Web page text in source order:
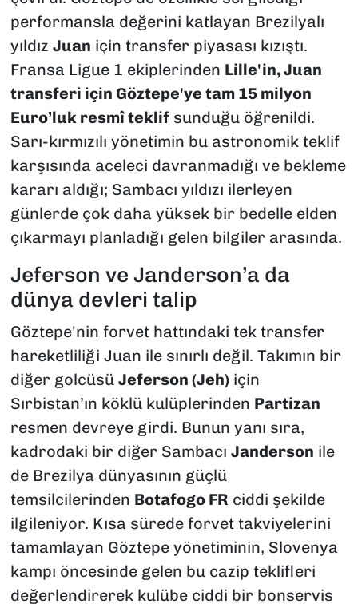
performansla değerini katlayan Brezilyalı
yıldız Juan için transfer piyasası kızıştı.
Fransa Ligue 1 ekiplerinden Lille'in, Juan
transferi için Göztepe'ye tam 15 milyon
Euro’luk resmî teklifsunduğu öğrenildi.
Sarı-kırmızılı yönetimin bu astronomik teklif
karşısında aceleci davranmadığı ve bekleme
kararı aldığı; Sambacı yıldızı ilerleyen
günlerde çok daha yüksek bir bedelle elden
çıkarmayı planladığı gelen bilgiler arasında.
Jeferson ve Janderson’a da
dünya devleri talip
Göztepe'nin forvet hattındaki tek transfer
hareketliliği Juan ile sınırlı değil. Takımın bir
diğer golcüsü Jeferson (Jeh)için
Sırbistan’ın köklü kulüplerinden Partizan
resmen devreye girdi. Bunun yanı sıra,
kadrodaki bir diğer Sambacı Janderson ile
de Brezilya dünyasının güçlü
temsilcilerinden Botafogo FR ciddi şekilde
ilgileniyor. Kısa sürede forvet takviyelerini
tamamlayan Göztepe yönetiminin, Slovenya
kampı öncesinde gelen bu cazip teklifleri
değerlendirerek kulübe ciddi bir bonservis